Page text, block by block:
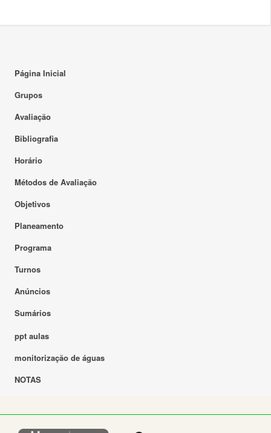
Página Inicial
Grupos
Avaliação
Bibliografia
Horário
Métodos de Avaliação
Objetivos
Planeamento
Programa
Turnos
Anúncios
Sumários
ppt aulas
monitorização de águas
NOTAS